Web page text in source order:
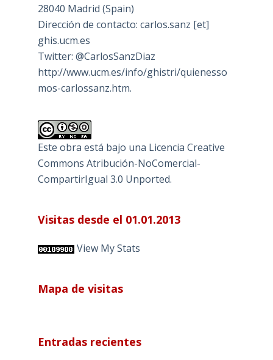
28040 Madrid (Spain)
Dirección de contacto: carlos.sanz [et]
ghis.ucm.es
Twitter: @CarlosSanzDiaz
http://www.ucm.es/info/ghistri/quienesso
mos-carlossanz.htm.
Este obra está bajo una Licencia Creative
Commons Atribución-NoComercial-
CompartirIgual 3.0 Unported.
Visitas desde el 01.01.2013
View My Stats
Mapa de visitas
Entradas recientes